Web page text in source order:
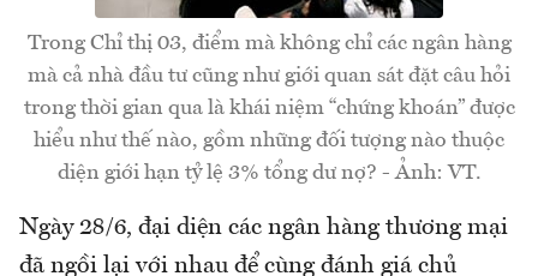
Trong Chỉ thị 03, điểm mà không chỉ các ngân hàng
mà cả nhà đầu tư cũng như giới quan sát đặt câu hỏi
trong thời gian qua là khái niệm “chứng khoán” được
hiểu như thế nào, gồm những đối tượng nào thuộc
diện giới hạn tỷ lệ 3% tổng dư nợ? - Ảnh: VT.
Ngày 28/6, đại diện các ngân hàng thương mại
đã ngồi lại với nhau để cùng đánh giá chủ